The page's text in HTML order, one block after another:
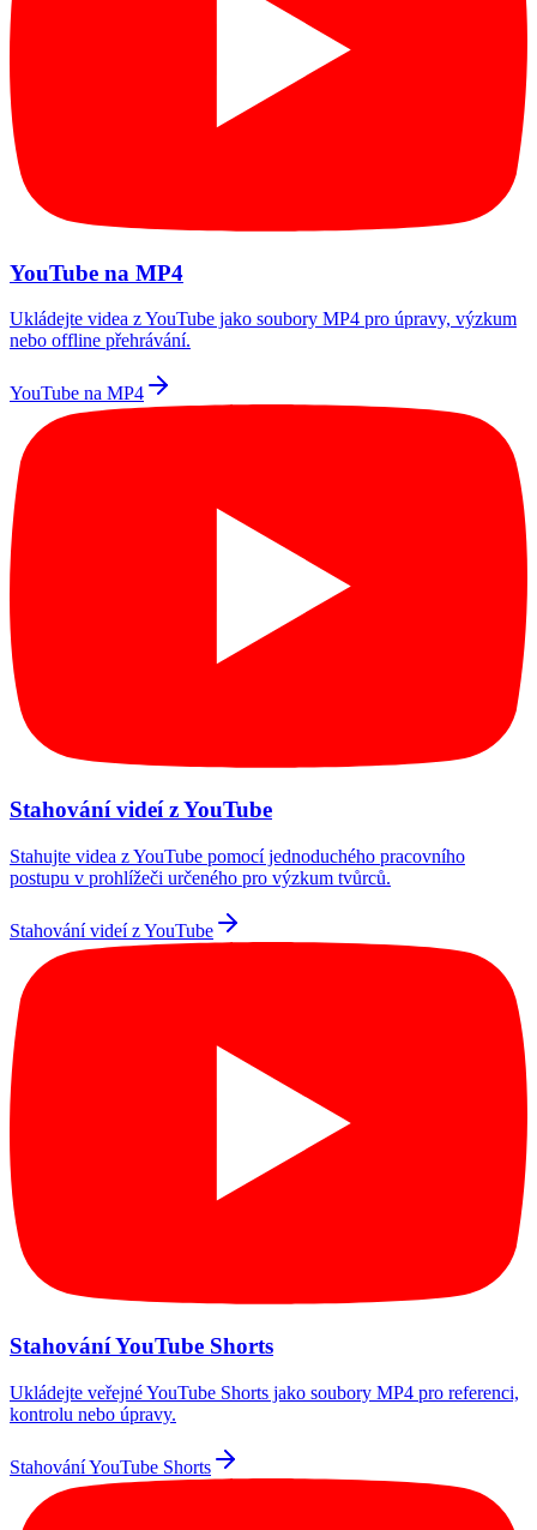
YouTube na MP4
Ukládejte videa z YouTube jako soubory MP4 pro úpravy, výzkum
nebo offline přehrávání.
YouTube na MP4
Stahování videí z YouTube
Stahujte videa z YouTube pomocí jednoduchého pracovního
postupu v prohlížeči určeného pro výzkum tvůrců.
Stahování videí z YouTube
Stahování YouTube Shorts
Ukládejte veřejné YouTube Shorts jako soubory MP4 pro referenci,
kontrolu nebo úpravy.
Stahování YouTube Shorts